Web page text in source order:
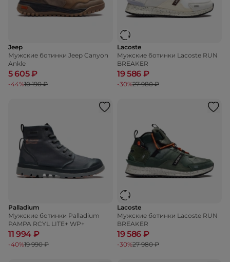
Jeep
Мужские ботинки Jeep Canyon
Ankle
5 605 ₽
-44%10 190 ₽
Lacoste
Мужские ботинки Lacoste RUN
BREAKER
19 586 ₽
-30%27 980 ₽
Palladium
Мужские ботинки Palladium
PAMPA RCYL LITE+ WP+
11 994 ₽
-40%19 990 ₽
Lacoste
Мужские ботинки Lacoste RUN
BREAKER
19 586 ₽
-30%27 980 ₽